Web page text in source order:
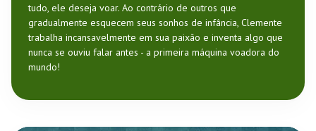
tudo, ele deseja voar. Ao contrário de outros que
gradualmente esquecem seus sonhos de infância, Clemente
trabalha incansavelmente em sua paixão e inventa algo que
nunca se ouviu falar antes - a primeira máquina voadora do
mundo!